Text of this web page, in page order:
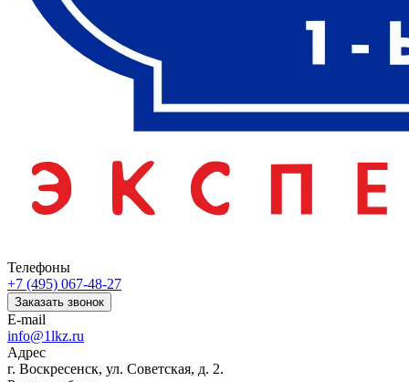
Телефоны
+7 (495) 067-48-27
Заказать звонок
E-mail
info@1lkz.ru
Адрес
г. Воскресенск, ул. Советская, д. 2.